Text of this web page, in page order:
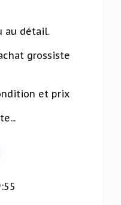
au détail.
grossiste
et prix